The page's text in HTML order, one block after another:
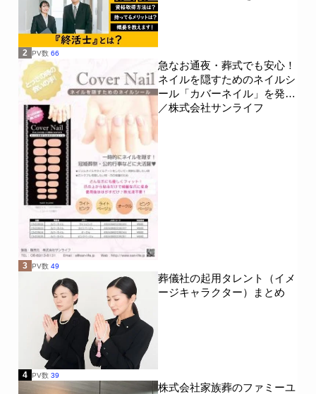
2 PV数 66
急なお通夜・葬式でも安心！
ネイルを隠すためのネイルシ
ール「カバーネイル」を発売
／株式会社サンライフ
3 PV数 49
葬儀社の起用タレント（イメ
ージキャラクター）まとめ
4 PV数 39
株式会社家族葬のファミーユ